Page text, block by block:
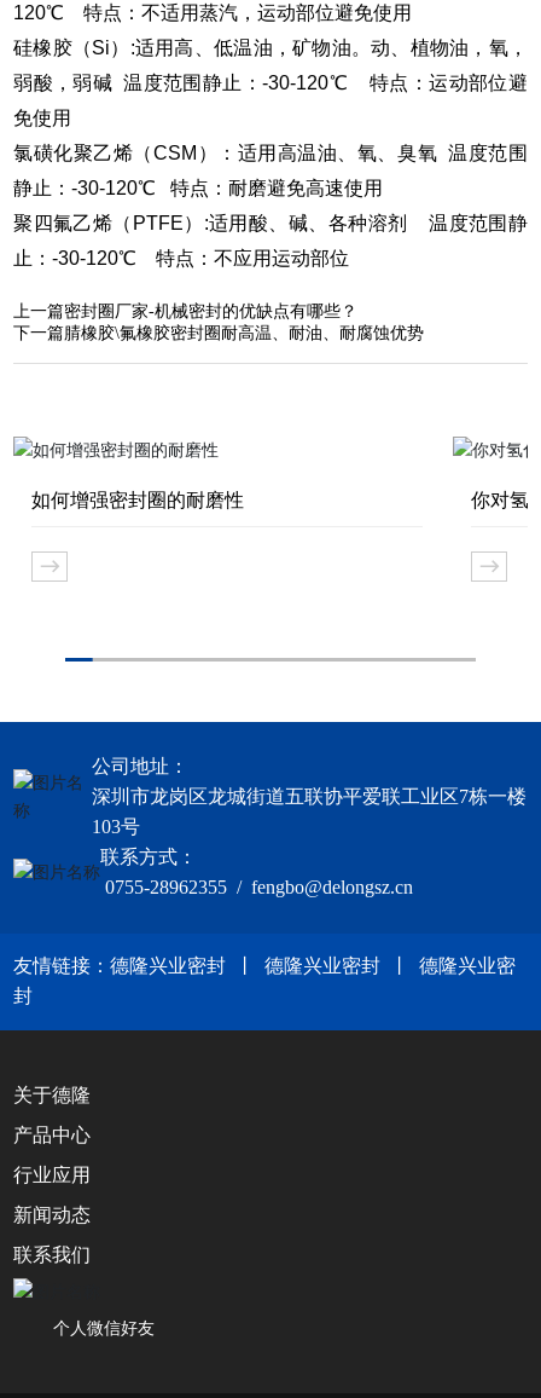
120℃ 特点：不适用蒸汽，运动部位避免使用
硅橡胶（Si） :适用高、低温油，矿物油。动、植物油，氧，
弱酸，弱碱 温度范围静止：-30-120℃ 特点：运动部位避
免使用
氯磺化聚乙烯（CSM ）：适用高温油、氧、臭氧 温度范围
静止：-30-120℃ 特点：耐磨避免高速使用
聚四氟乙烯（ PTFE） :适用酸、碱、各种溶剂 温度范围静
止：-30-120℃ 特点：不应用运动部位
上一篇密封圈厂家-机械密封的优缺点有哪些？
腈橡胶\氟橡胶密封圈耐高温、耐油、耐腐蚀优势
下一篇
如何增强密封圈的耐磨性 你对氢
公司地址：
深圳市龙岗区龙城街道五联协平爱联工业区7栋一楼
103号
联系方式：
0755-28962355 / fengbo@delongsz.cn
友情链接：德隆兴业密封 丨德隆兴业密封 丨德隆兴业密
封
关于德隆
产品中心
行业应用
新闻动态
联系我们
个人微信好友